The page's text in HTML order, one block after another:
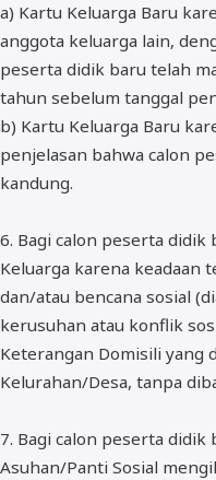
a) Kartu Keluarga Baru
anggota keluarga lain,
peserta didik baru telah
tahun sebelum tanggal
b) Kartu Keluarga Baru
penjelasan bahwa calon
kandung.
6. Bagi calon peserta
Keluarga karena keadaan
dan/atau bencana sosial
kerusuhan atau konflik
Keterangan Domisili yang
Kelurahan/Desa, tanpa
7. Bagi calon peserta
Asuhan/Panti Sosial